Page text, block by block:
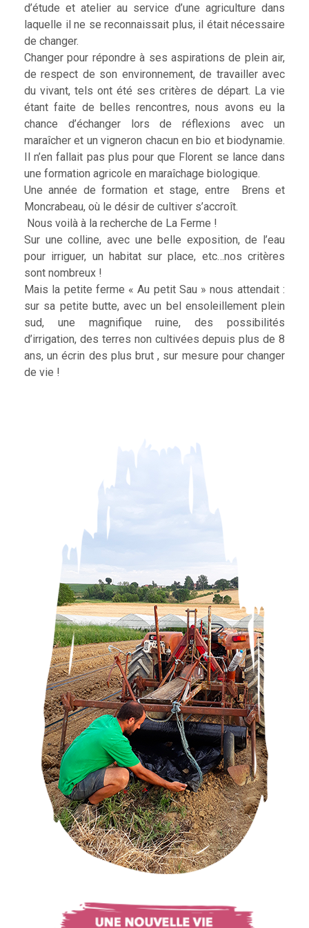
d’étude et atelier au service d’une agriculture dans
laquelle il ne se reconnaissait plus, il était nécessaire
de changer.
Changer pour répondre à ses aspirations de plein air,
de respect de son environnement, de travailler avec
du vivant, tels ont été ses critères de départ. La vie
étant faite de belles rencontres, nous avons eu la
chance d’échanger lors de réflexions avec un
maraîcher et un vigneron chacun en bio et biodynamie.
Il n’en fallait pas plus pour que Florent se lance dans
une formation agricole en maraîchage biologique.
Une année de formation et stage, entre Brens et
Moncrabeau, où le désir de cultiver s’accroît.
Nous voilà à la recherche de La Ferme !
Sur une colline, avec une belle exposition, de l’eau
pour irriguer, un habitat sur place, etc…nos critères
sont nombreux !
Mais la petite ferme « Au petit Sau » nous attendait :
sur sa petite butte, avec un bel ensoleillement plein
sud, une magnifique ruine, des possibilités
d’irrigation, des terres non cultivées depuis plus de 8
ans, un écrin des plus brut , sur mesure pour changer
de vie !